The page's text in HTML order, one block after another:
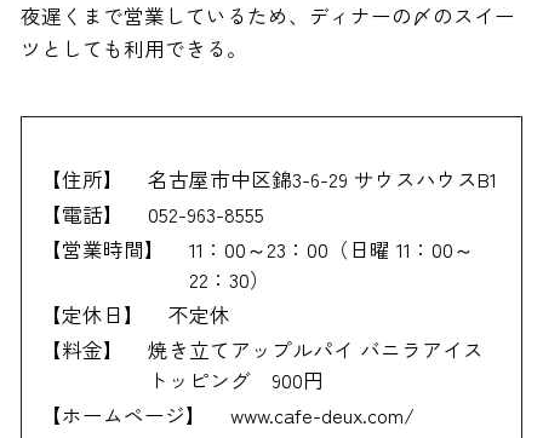
夜遅くまで営業しているため、ディナーの〆のスイー
ツとしても利用できる。
【住所】
名古屋市中区錦3-6-29 サウスハウスB1
【電話】
052-963-8555
【営業時間】
11：00～23：00（日曜 11：00～
22：30）
【定休日】
不定休
【料金】
焼き立てアップルパイ バニラアイス
トッピング 900円
【ホームページ】
www.cafe-deux.com/